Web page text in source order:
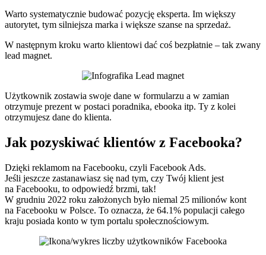
Warto systematycznie budować pozycję eksperta. Im większy
autorytet, tym silniejsza marka i większe szanse na sprzedaż.
W następnym kroku warto klientowi dać coś bezpłatnie – tak zwany
lead magnet.
Użytkownik zostawia swoje dane w formularzu a w zamian
otrzymuje prezent w postaci poradnika, ebooka itp. Ty z kolei
otrzymujesz dane do klienta.
Jak pozyskiwać klientów z Facebooka?
Dzięki reklamom na Facebooku, czyli Facebook Ads.
Jeśli jeszcze zastanawiasz się nad tym, czy Twój klient jest
na Facebooku, to odpowiedź brzmi, tak!
W grudniu 2022 roku założonych było niemal 25 milionów kont
na Facebooku w Polsce. To oznacza, że 64.1% populacji całego
kraju posiada konto w tym portalu społecznościowym.